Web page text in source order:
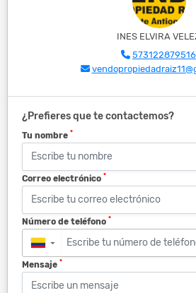
INES ELVIRA
573122879516
¿Prefieres que te contactemos?
Tu nombre *
Correo electrónico *
Número de teléfono *
▼
Mensaje *